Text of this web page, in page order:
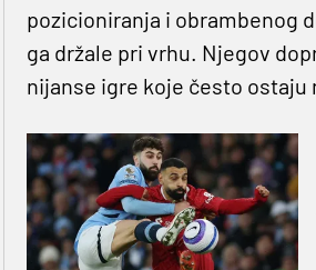
pozicioniranja i obrambenog
ga držale pri vrhu. Njegov
nijanse igre koje često ostaju